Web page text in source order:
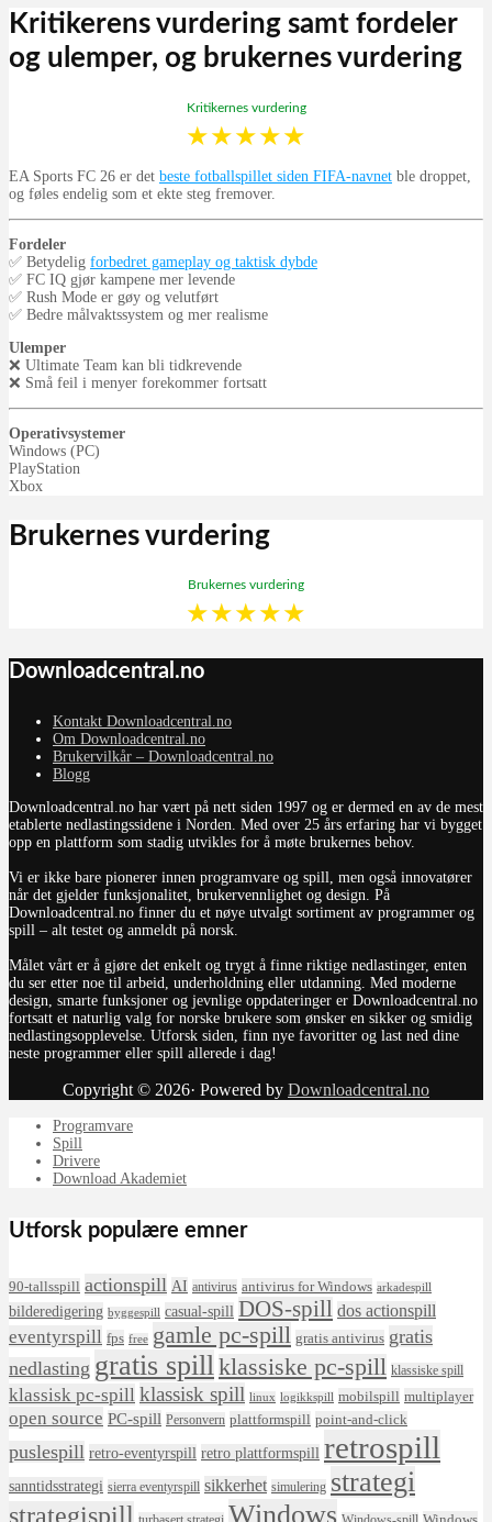
Kritikerens vurdering samt fordeler
og ulemper, og brukernes vurdering
Kritikernes vurdering
★★★★★
EA Sports FC 26 er det beste fotballspillet siden FIFA-navnet ble droppet,
og føles endelig som et ekte steg fremover.
Fordeler
✅ Betydelig forbedret gameplay og taktisk dybde
✅ FC IQ gjør kampene mer levende
✅ Rush Mode er gøy og velutført
✅ Bedre målvaktssystem og mer realisme
Ulemper
❌ Ultimate Team kan bli tidkrevende
❌ Små feil i menyer forekommer fortsatt
Operativsystemer
Windows (PC)
PlayStation
Xbox
Brukernes vurdering
Brukernes vurdering
★★★★★
Downloadcentral.no
Kontakt Downloadcentral.no
Om Downloadcentral.no
Brukervilkår – Downloadcentral.no
Blogg
Downloadcentral.no har vært på nett siden 1997 og er dermed en av de mest
etablerte nedlastingssidene i Norden. Med over 25 års erfaring har vi bygget
opp en plattform som stadig utvikles for å møte brukernes behov.
Vi er ikke bare pionerer innen programvare og spill, men også innovatører
når det gjelder funksjonalitet, brukervennlighet og design. På
Downloadcentral.no finner du et nøye utvalgt sortiment av programmer og
spill – alt testet og anmeldt på norsk.
Målet vårt er å gjøre det enkelt og trygt å finne riktige nedlastinger, enten
du ser etter noe til arbeid, underholdning eller utdanning. Med moderne
design, smarte funksjoner og jevnlige oppdateringer er Downloadcentral.no
fortsatt et naturlig valg for norske brukere som ønsker en sikker og smidig
nedlastingsopplevelse. Utforsk siden, finn nye favoritter og last ned dine
neste programmer eller spill allerede i dag!
Copyright © 2026· Powered by Downloadcentral.no
Programvare
Spill
Drivere
Download Akademiet
Utforsk populære emner
90-tallsspill actionspill AI antivirus antivirus for Windows arkadespill
bilderedigering byggespill casual-spill DOS-spill dos actionspill
eventyrspill fps free gamle pc-spill gratis antivirus gratis
nedlasting gratis spill klassiske pc-spill klassiske spill
klassisk pc-spill klassisk spill linux logikkspill mobilspill multiplayer
open source PC-spill Personvern plattformspill point-and-click
puslespill retro-eventyrspill retro plattformspill retrospill
sanntidsstrategi sierra eventyrspill sikkerhet simulering strategi
strategispill Windows